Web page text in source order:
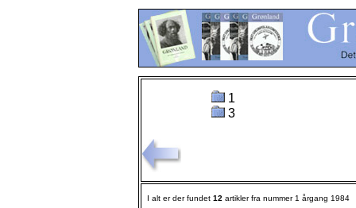
1
3
I alt er der fundet 12 artikler fra nummer 1 årgang 1984